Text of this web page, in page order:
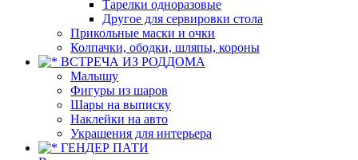
Тарелки одноразовые
Другое для сервировки стола
Прикольные маски и очки
Колпачки, ободки, шляпы, короны
ВСТРЕЧА ИЗ РОДДОМА
Малышу
Фигуры из шаров
Шары на выписку
Наклейки на авто
Украшения для интерьера
ГЕНДЕР ПАТИ